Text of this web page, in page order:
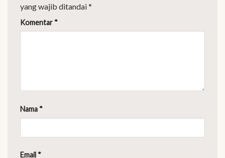
yang wajib ditandai*
Komentar *
Nama *
Email *